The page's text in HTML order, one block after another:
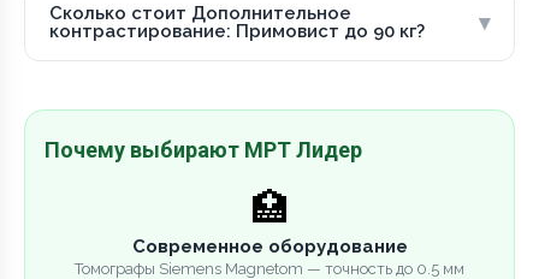
Сколько стоит Дополнительное
контрастирование: Примовист до 90 кг?
▾
Почему выбирают МРТ Лидер
🏥
Современное оборудование
Томографы Siemens Magnetom — точность до 0.5 мм